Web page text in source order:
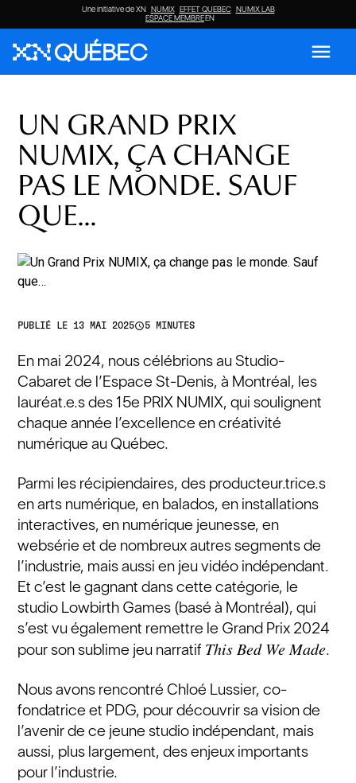
Une initiative de XN NUMIX EFFET QUEBEC NUMIX LAB
ESPACE MEMBREEN
menu
UN GRAND PRIX
NUMIX, ÇA CHANGE
PAS LE MONDE. SAUF
QUE…
PUBLIÉ LE 13 MAI 2025access_time5 MINUTES
En mai 2024, nous célébrions au Studio-
Cabaret de l’Espace St-Denis, à Montréal, les
lauréat.e.s des 15e PRIX NUMIX, qui soulignent
chaque année l’excellence en créativité
numérique au Québec.
Parmi les récipiendaires, des producteur.trice.s
en arts numérique, en balados, en installations
interactives, en numérique jeunesse, en
websérie et de nombreux autres segments de
l’industrie, mais aussi en jeu vidéo indépendant.
Et c’est le gagnant dans cette catégorie, le
studio Lowbirth Games (basé à Montréal), qui
s’est vu également remettre le Grand Prix 2024
pour son sublime jeu narratif This Bed We Made.
Nous avons rencontré Chloé Lussier, co-
fondatrice et PDG, pour découvrir sa vision de
l’avenir de ce jeune studio indépendant, mais
aussi, plus largement, des enjeux importants
pour l’industrie.